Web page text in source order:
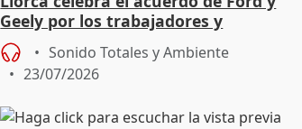
Geely por los trabajadores y
proveedores de la fábrica
Sonido Totales y Ambiente
23/07/2026